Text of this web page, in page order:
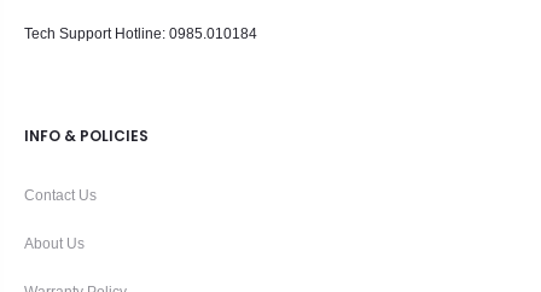
Tech Support Hotline: 0985.010184
INFO & POLICIES
Contact Us
About Us